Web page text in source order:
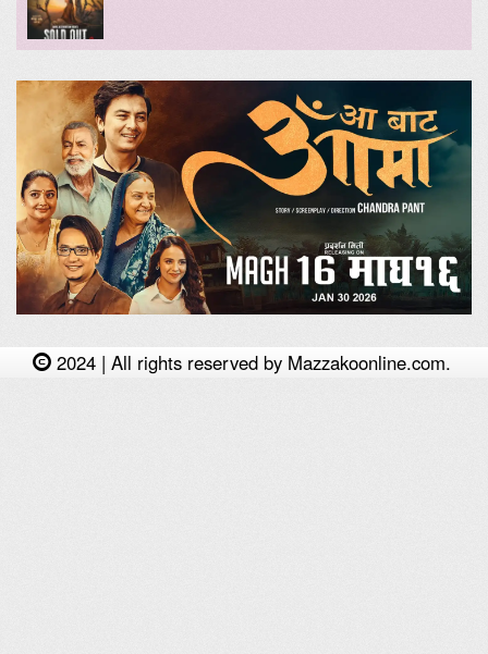
2024 | All rights reserved by Mazzakoonline.com.